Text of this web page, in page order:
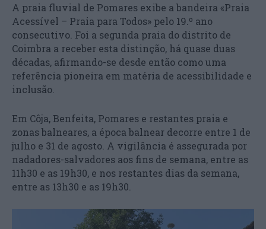
A praia fluvial de Pomares exibe a bandeira «Praia
Acessível – Praia para Todos» pelo 19.º ano
consecutivo. Foi a segunda praia do distrito de
Coimbra a receber esta distinção, há quase duas
décadas, afirmando-se desde então como uma
referência pioneira em matéria de acessibilidade e
inclusão.
Em Côja, Benfeita, Pomares e restantes praia e
zonas balneares, a época balnear decorre entre 1 de
julho e 31 de agosto. A vigilância é assegurada por
nadadores-salvadores aos fins de semana, entre as
11h30 e as 19h30, e nos restantes dias da semana,
entre as 13h30 e as 19h30.